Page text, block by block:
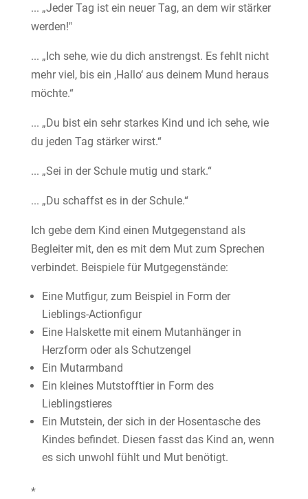
... „Jeder Tag ist ein neuer Tag, an dem wir stärker
werden!"
... „Ich sehe, wie du dich anstrengst. Es fehlt nicht
mehr viel, bis ein ‚Hallo‘ aus deinem Mund heraus
möchte.“
... „Du bist ein sehr starkes Kind und ich sehe, wie
du jeden Tag stärker wirst.“
... „Sei in der Schule mutig und stark.“
... „Du schaffst es in der Schule.“
Ich gebe dem Kind einen Mutgegenstand als
Begleiter mit, den es mit dem Mut zum Sprechen
verbindet. Beispiele für Mutgegenstände:
Eine Mutfigur, zum Beispiel in Form der
Lieblings-Actionfigur
Eine Halskette mit einem Mutanhänger in
Herzform oder als Schutzengel
Ein Mutarmband
Ein kleines Mutstofftier in Form des
Lieblingstieres
Ein Mutstein, der sich in der Hosentasche des
Kindes befindet. Diesen fasst das Kind an, wenn
es sich unwohl fühlt und Mut benötigt.
*